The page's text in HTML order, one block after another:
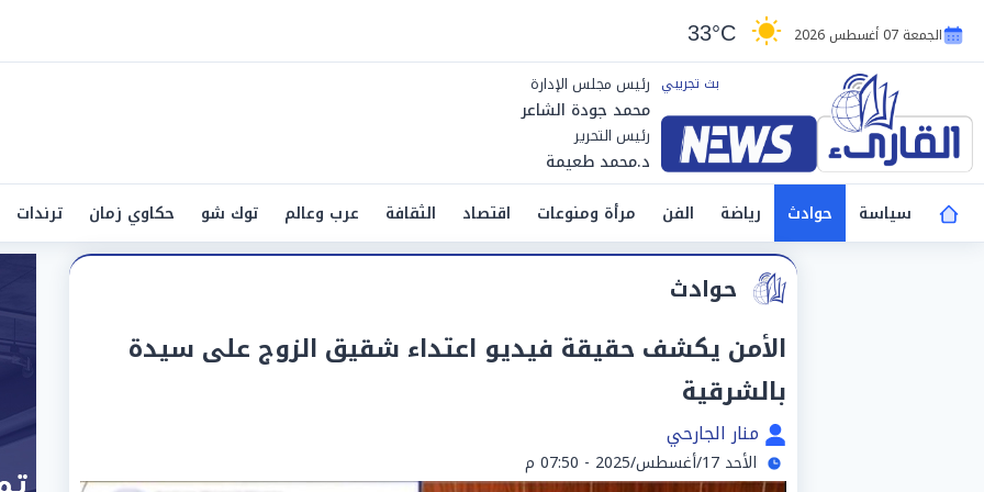
الجمعة 07 أغسطس 2026 33°C
رئيس مجلس الإدارة
محمد جودة الشاعر
رئيس التحرير
د.محمد طعيمة
سياسة
حوادث رياضة الفن مرأة ومنوعات اقتصاد الثقافة عرب وعالم توك شو حكاوي زمان ترندات
حوادث
الأمن يكشف حقيقة فيديو اعتداء شقيق الزوج على سيدة
بالشرقية
منار الجارحي
الأحد 17/أغسطس/2025 - 07:50 م